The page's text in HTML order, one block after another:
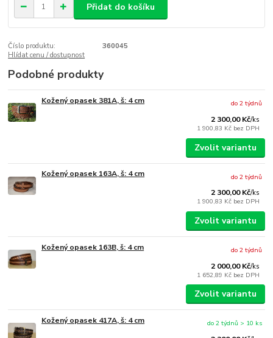
Přidat do košíku
Číslo produktu:
360045
Hlídat cenu / dostupnost
Podobné produkty
Kožený opasek 381A, š: 4 cm
2 300,00 Kč/ks
1 900,83 Kč bez DPH
do 2 týdnů
Zvolit variantu
Kožený opasek 163A, š: 4 cm
2 300,00 Kč/ks
1 900,83 Kč bez DPH
do 2 týdnů
Zvolit variantu
Kožený opasek 163B, š: 4 cm
2 000,00 Kč/ks
1 652,89 Kč bez DPH
do 2 týdnů
Zvolit variantu
Kožený opasek 417A, š: 4 cm
do 2 týdnů > 10 ks